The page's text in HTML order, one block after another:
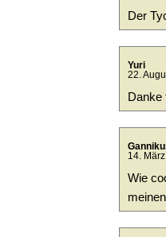
Der
Yuri
22.
Danke
14.
Wie